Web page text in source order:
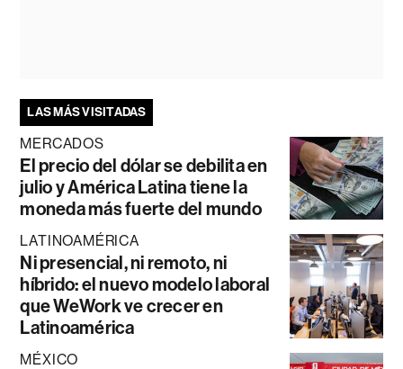
LAS MÁS VISITADAS
MERCADOS
El precio del dólar se debilita en
julio y América Latina tiene la
moneda más fuerte del mundo
LATINOAMÉRICA
Ni presencial, ni remoto, ni
híbrido: el nuevo modelo laboral
que WeWork ve crecer en
Latinoamérica
MÉXICO